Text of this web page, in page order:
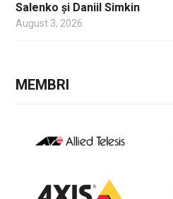
Salenko și Daniil Simkin
August 3, 2026
MEMBRI